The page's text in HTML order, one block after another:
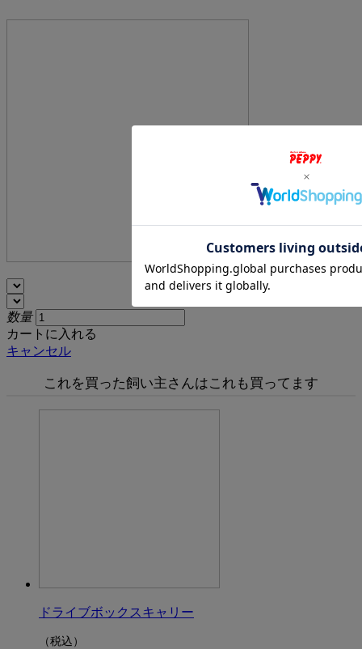
数量
カートに入れる
キャンセル
これを買った飼い主さんはこれも買ってます
ドライブボックスキャリー
（税込）